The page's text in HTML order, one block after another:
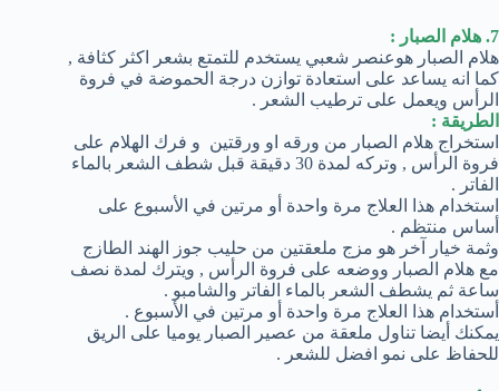
7. هلام الصبار :
هلام الصبار هوعنصر شعبي يستخدم للتمتع بشعر اكثر كثافة ,
كما انه يساعد على استعادة توازن درجة الحموضة في فروة
الرأس ويعمل على ترطيب الشعر .
الطريقة :
استخراج هلام الصبار من ورقه او ورقتين و فرك الهلام على
فروة الرأس , وتركه لمدة 30 دقيقة قبل شطف الشعر بالماء
الفاتر .
استخدام هذا العلاج مرة واحدة أو مرتين في الأسبوع على
أساس منتظم .
وثمة خيار آخر هو مزج ملعقتين من حليب جوز الهند الطازج
مع هلام الصبار ووضعه على فروة الرأس , ويترك لمدة نصف
ساعة ثم يشطف الشعر بالماء الفاتر والشامبو .
أستخدام هذا العلاج مرة واحدة أو مرتين في الأسبوع .
يمكنك أيضا تناول ملعقة من عصير الصبار يوميا على الريق
للحفاظ على نمو افضل للشعر .